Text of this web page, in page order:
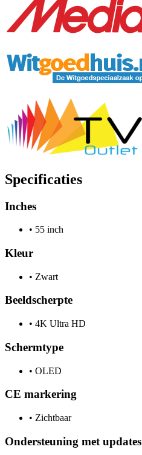
Specificaties
Inches
• 55 inch
Kleur
• Zwart
Beeldscherpte
• 4K Ultra HD
Schermtype
• OLED
CE markering
• Zichtbaar
Ondersteuning met updates